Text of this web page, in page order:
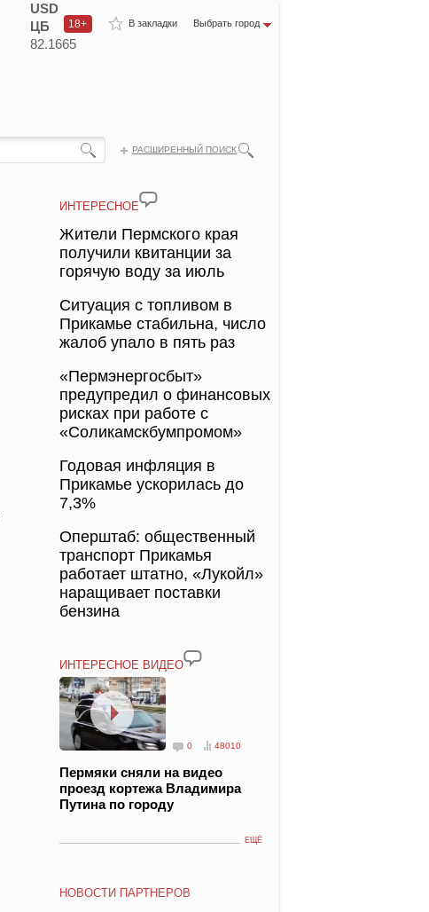
В закладки Выбрать город
18+
USD
ЦБ
82.1665
РАСШИРЕННЫЙ ПОИСК
ИНТЕРЕСНОЕ
Жители Пермского края
получили квитанции за
горячую воду за июль
Ситуация с топливом в
Прикамье стабильна, число
жалоб упало в пять раз
«Пермэнергосбыт»
предупредил о финансовых
рисках при работе с
«Соликамскбумпромом»
Годовая инфляция в
Прикамье ускорилась до
7,3%
Оперштаб: общественный
транспорт Прикамья
работает штатно, «Лукойл»
наращивает поставки
бензина
ИНТЕРЕСНОЕ ВИДЕО
0 48010
Пермяки сняли на видео
проезд кортежа Владимира
Путина по городу
ЕЩЁ
НОВОСТИ ПАРТНЕРОВ